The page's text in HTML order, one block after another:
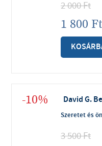
2 000Ft
1 800 Ft
-10% David G.
Szeretet és
3 500Ft